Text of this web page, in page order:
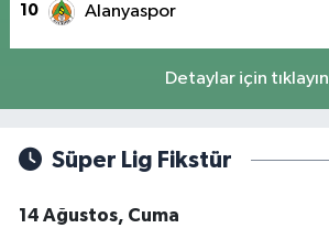
10 Alanyaspor
Detaylar için tıklayın
Süper Lig Fikstür
14 Ağustos, Cuma